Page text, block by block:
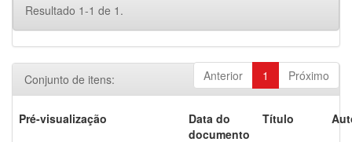
Resultado 1-1 de 1.
Anterior 1 Próximo
Conjunto de itens:
Pré-visualização
Data do
documento
Título